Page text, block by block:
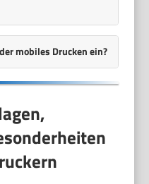
mobiles Drucken ein?